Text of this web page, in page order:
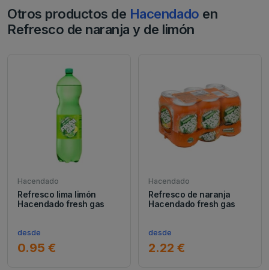
Otros productos de Hacendado en
Refresco de naranja y de limón
Hacendado
Refresco lima limón
Hacendado fresh gas
desde
0.95 €
Hacendado
Refresco de naranja
Hacendado fresh gas
desde
2.22 €